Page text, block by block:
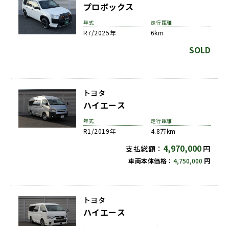
プロボックス
年式
R7/2025年
走行距離
6km
SOLD
トヨタ
ハイエース
年式
R1/2019年
走行距離
4.8万km
支払総額： 4,970,000円
車両本体価格： 4,750,000 円
トヨタ
ハイエース